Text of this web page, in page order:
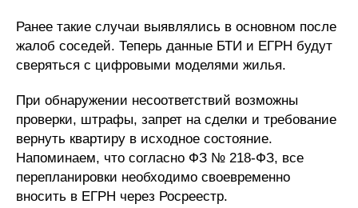
Ранее такие случаи выявлялись в основном после
жалоб соседей. Теперь данные БТИ и ЕГРН будут
сверяться с цифровыми моделями жилья.
При обнаружении несоответствий возможны
проверки, штрафы, запрет на сделки и требование
вернуть квартиру в исходное состояние.
Напоминаем, что согласно ФЗ № 218-ФЗ, все
перепланировки необходимо своевременно
вносить в ЕГРН через Росреестр.